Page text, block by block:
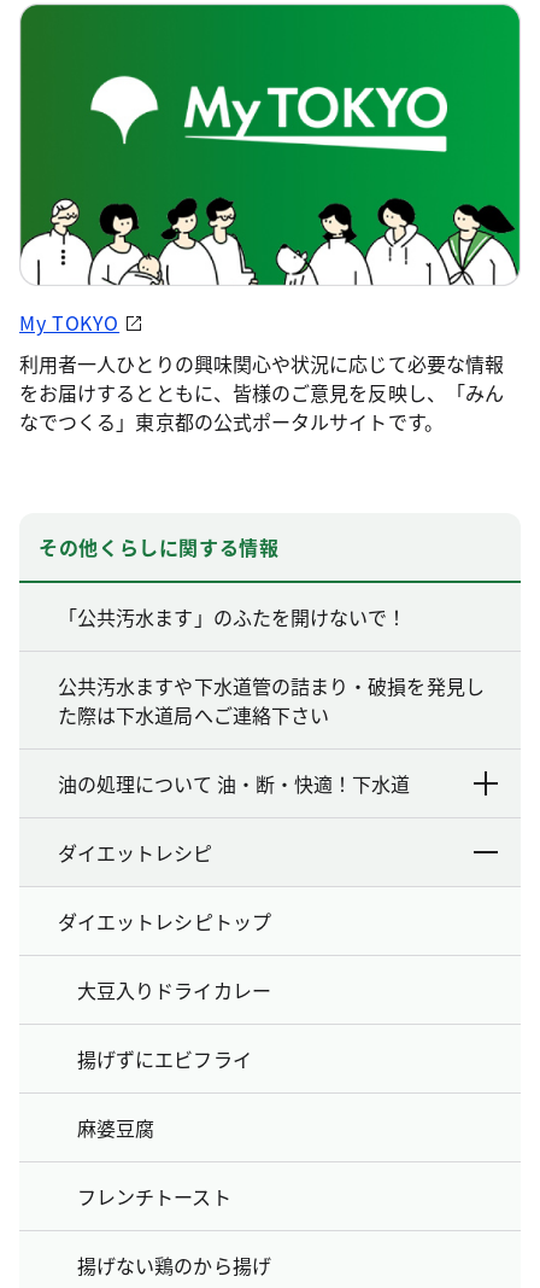
My TOKYO
利用者一人ひとりの興味関心や状況に応じて必要な情報
をお届けするとともに、皆様のご意見を反映し、「みん
なでつくる」東京都の公式ポータルサイトです。
その他くらしに関する情報
「公共汚水ます」のふたを開けないで！
公共汚水ますや下水道管の詰まり・破損を発見し
た際は下水道局へご連絡下さい
油の処理について 油・断・快適！下水道
ダイエットレシピ
ダイエットレシピトップ
大豆入りドライカレー
揚げずにエビフライ
麻婆豆腐
フレンチトースト
揚げない鶏のから揚げ